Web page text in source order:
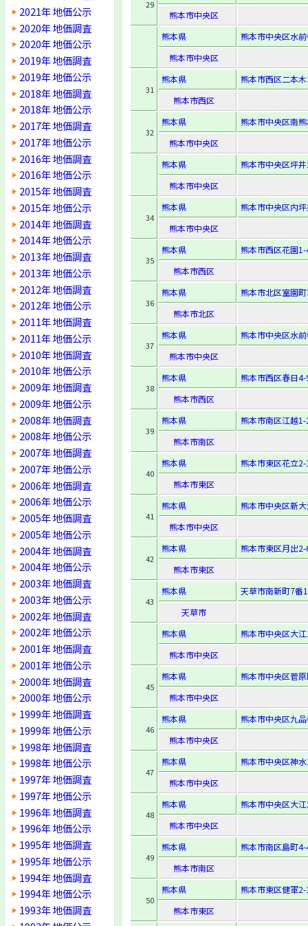
2021年 地価公示
2020年 地価調査
2020年 地価公示
2019年 地価調査
2019年 地価公示
2018年 地価調査
2018年 地価公示
2017年 地価調査
2017年 地価公示
2016年 地価調査
2016年 地価公示
2015年 地価調査
2015年 地価公示
2014年 地価調査
2014年 地価公示
2013年 地価調査
2013年 地価公示
2012年 地価調査
2012年 地価公示
2011年 地価調査
2011年 地価公示
2010年 地価調査
2010年 地価公示
2009年 地価調査
2009年 地価公示
2008年 地価調査
2008年 地価公示
2007年 地価調査
2007年 地価公示
2006年 地価調査
2006年 地価公示
2005年 地価調査
2005年 地価公示
2004年 地価調査
2004年 地価公示
2003年 地価調査
2003年 地価公示
2002年 地価調査
2002年 地価公示
2001年 地価調査
2001年 地価公示
2000年 地価調査
2000年 地価公示
1999年 地価調査
1999年 地価公示
1998年 地価調査
1998年 地価公示
1997年 地価調査
1997年 地価公示
1996年 地価調査
1996年 地価公示
1995年 地価調査
1995年 地価公示
1994年 地価調査
1994年 地価公示
1993年 地価調査
29
熊本市中央区
熊本県
熊本市中央区水
熊本市中央区
31
熊本県
熊本市西区二本
熊本市西区
32
熊本県
熊本市中央区南
熊本市中央区
熊本県
熊本市中央区坪
熊本市中央区
34
熊本県
熊本市中央区内
熊本市中央区
35
熊本県
熊本市西区花園
熊本市西区
36
熊本県
熊本市北区室園
熊本市北区
37
熊本県
熊本市中央区水
熊本市中央区
38
熊本県
熊本市西区春日
熊本市西区
39
熊本県
熊本市南区江越
熊本市南区
40
熊本県
熊本市東区花立
熊本市東区
41
熊本県
熊本市中央区新
熊本市中央区
42
熊本県
熊本市東区月出
熊本市東区
43
熊本県
天草市南新町7番
天草市
熊本県
熊本市中央区大
熊本市中央区
45
熊本県
熊本市中央区菅
熊本市中央区
46
熊本県
熊本市中央区九
熊本市中央区
47
熊本県
熊本市中央区神
熊本市中央区
48
熊本県
熊本市中央区大
熊本市中央区
49
熊本県
熊本市南区島町
熊本市南区
50
熊本県
熊本市東区健軍
熊本市東区